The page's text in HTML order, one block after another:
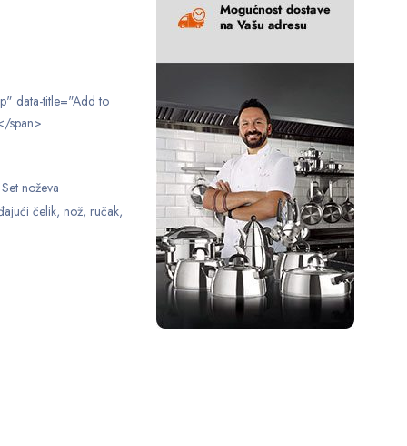
data-title="Add to
span>
Set noževa
čelik, nož, ručak,